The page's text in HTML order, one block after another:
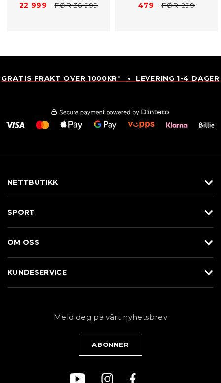
22 999 FØR 36 999 479 FØR 899
GRATIS FRAKT OVER 1000KR* • LEVERING 1-4 DAGER
NETTBUTIKK
Sko
Merkevarer
SPORT
Løp
Sykkel
OM OSS
KUNDESERVICE
PersonvernerklæringMeld deg på vårt nyhetsbrev